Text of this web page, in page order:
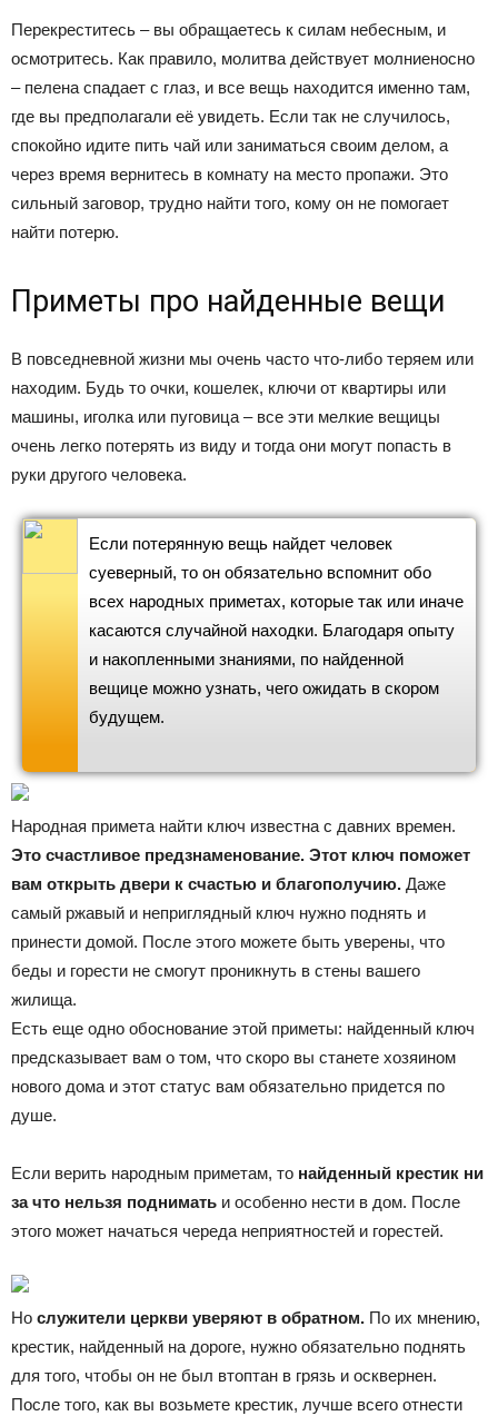
Перекреститесь – вы обращаетесь к силам небесным, и
осмотритесь. Как правило, молитва действует молниеносно
– пелена спадает с глаз, и все вещь находится именно там,
где вы предполагали её увидеть. Если так не случилось,
спокойно идите пить чай или заниматься своим делом, а
через время вернитесь в комнату на место пропажи. Это
сильный заговор, трудно найти того, кому он не помогает
найти потерю.
Приметы про найденные вещи
В повседневной жизни мы очень часто что-либо теряем или
находим. Будь то очки, кошелек, ключи от квартиры или
машины, иголка или пуговица – все эти мелкие вещицы
очень легко потерять из виду и тогда они могут попасть в
руки другого человека.
Если потерянную вещь найдет человек
суеверный, то он обязательно вспомнит обо
всех народных приметах, которые так или иначе
касаются случайной находки. Благодаря опыту
и накопленными знаниями, по найденной
вещице можно узнать, чего ожидать в скором
будущем.
Народная примета найти ключ известна с давних времен.
Это счастливое предзнаменование. Этот ключ поможет
вам открыть двери к счастью и благополучию. Даже
самый ржавый и неприглядный ключ нужно поднять и
принести домой. После этого можете быть уверены, что
беды и горести не смогут проникнуть в стены вашего
жилища.
Есть еще одно обоснование этой приметы: найденный ключ
предсказывает вам о том, что скоро вы станете хозяином
нового дома и этот статус вам обязательно придется по
душе.
Если верить народным приметам, то найденный крестик ни
за что нельзя поднимать и особенно нести в дом. После
этого может начаться череда неприятностей и горестей.
Но служители церкви уверяют в обратном. По их мнению,
крестик, найденный на дороге, нужно обязательно поднять
для того, чтобы он не был втоптан в грязь и осквернен.
После того, как вы возьмете крестик, лучше всего отнести